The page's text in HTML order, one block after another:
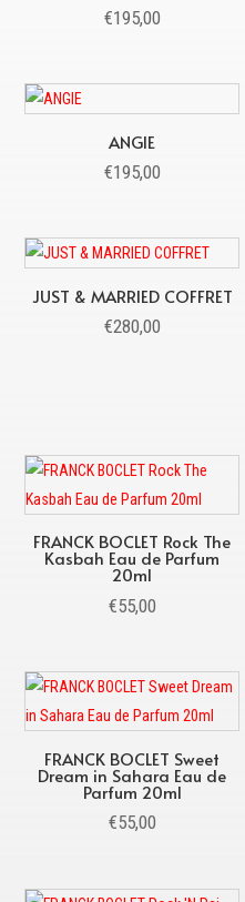
€195,00
ANGIE
€195,00
JUST & MARRIED COFFRET
€280,00
FRANCK BOCLET Rock The
Kasbah Eau de Parfum
20ml
€55,00
FRANCK BOCLET Sweet
Dream in Sahara Eau de
Parfum 20ml
€55,00